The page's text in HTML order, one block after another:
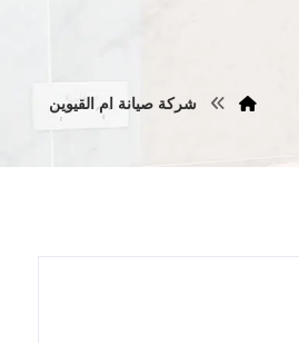
شركة صيانة ام القيوين